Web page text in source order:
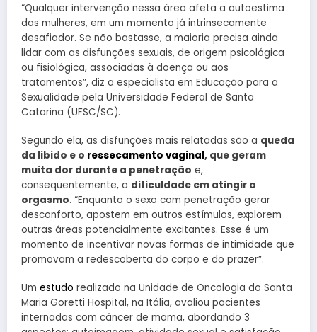
“Qualquer intervenção nessa área afeta a autoestima
das mulheres, em um momento já intrinsecamente
desafiador. Se não bastasse, a maioria precisa ainda
lidar com as disfunções sexuais, de origem psicológica
ou fisiológica, associadas à doença ou aos
tratamentos”, diz a especialista em Educação para a
Sexualidade pela Universidade Federal de Santa
Catarina (UFSC/SC).
Segundo ela, as disfunções mais relatadas são a queda
da libido e o ressecamento vaginal, que geram
muita dor durante a penetração e,
consequentemente, a dificuldade em atingir o
orgasmo. “Enquanto o sexo com penetração gerar
desconforto, apostem em outros estímulos, explorem
outras áreas potencialmente excitantes. Esse é um
momento de incentivar novas formas de intimidade que
promovam a redescoberta do corpo e do prazer”.
Um estudo realizado na Unidade de Oncologia do Santa
Maria Goretti Hospital, na Itália, avaliou pacientes
internadas com câncer de mama, abordando 3